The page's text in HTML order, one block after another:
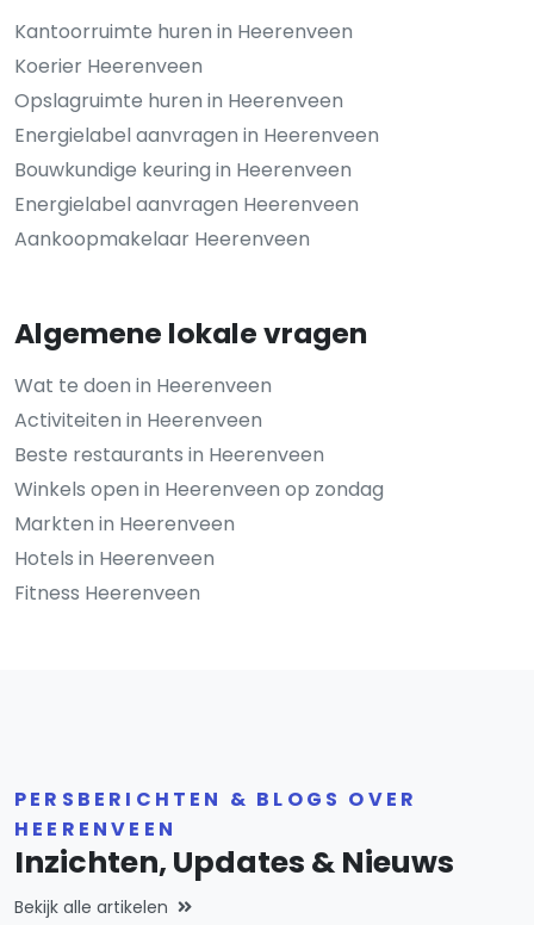
Kantoorruimte huren in Heerenveen
Koerier Heerenveen
Opslagruimte huren in Heerenveen
Energielabel aanvragen in Heerenveen
Bouwkundige keuring in Heerenveen
Energielabel aanvragen Heerenveen
Aankoopmakelaar Heerenveen
Algemene lokale vragen
Wat te doen in Heerenveen
Activiteiten in Heerenveen
Beste restaurants in Heerenveen
Winkels open in Heerenveen op zondag
Markten in Heerenveen
Hotels in Heerenveen
Fitness Heerenveen
PERSBERICHTEN & BLOGS OVER
HEERENVEEN
Inzichten, Updates & Nieuws
Bekijk alle artikelen